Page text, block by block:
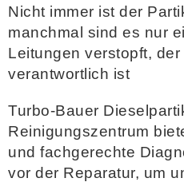
Nicht immer ist der
manchmal sind es nur
Leitungen verstopft,
verantwortlich ist
Turbo-Bauer
Reinigungszentrum
und fachgerechte
vor der Reparatur, um